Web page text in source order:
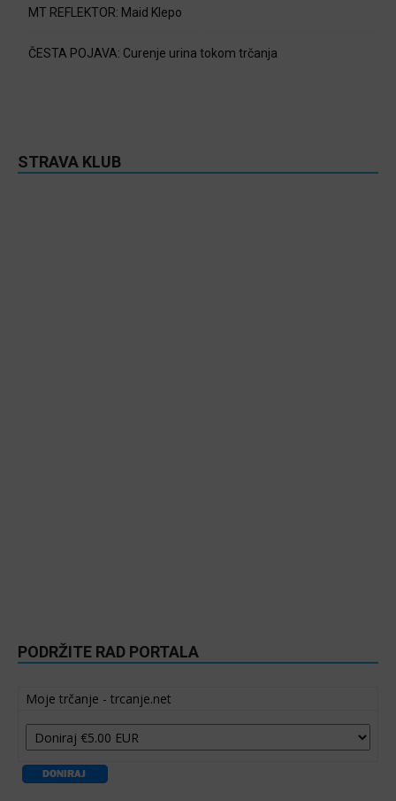
MT REFLEKTOR: Maid Klepo
ČESTA POJAVA: Curenje urina tokom trčanja
STRAVA KLUB
PODRŽITE RAD PORTALA
Moje trčanje - trcanje.net